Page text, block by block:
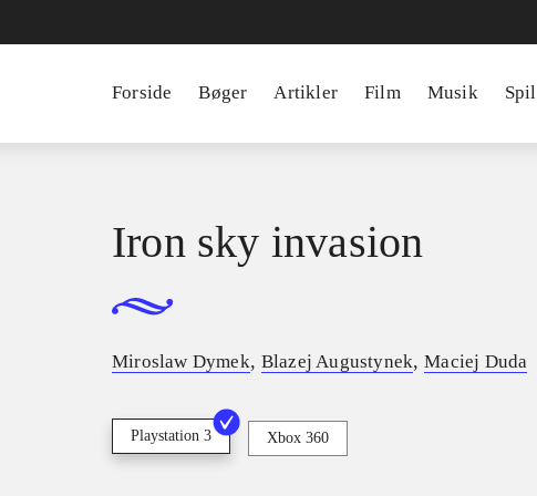
Forside Bøger Artikler Film Musik Spil
Iron sky invasion
Miroslaw Dymek, Blazej Augustynek,Maciej Duda
Playstation 3 Xbox 360